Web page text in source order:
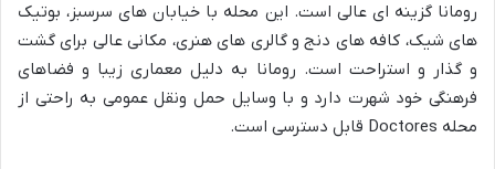
رومانا گزینه ای عالی است. این محله با خیابان های سرسبز، بوتیک
های شیک، کافه های دنج و گالری های هنری، مکانی عالی برای گشت
و گذار و استراحت است. رومانا به دلیل معماری زیبا و فضاهای
فرهنگی خود شهرت دارد و با وسایل حمل ونقل عمومی به راحتی از
محله Doctores قابل دسترسی است.